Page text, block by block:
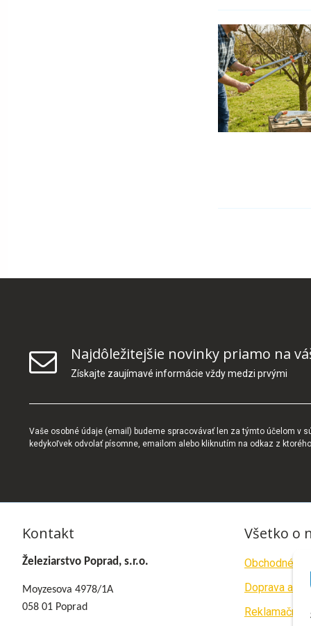
Najdôležitejšie novinky priamo na
Získajte zaujímavé informácie vždy medzi prvými
Vaše osobné údaje (email) budeme spracovávať len za týmto účelom v
kedykoľvek odvolať písomne, emailom alebo kliknutím na odkaz z
Kontakt
Železiarstvo Poprad, s.r.o.
Moyzesova 4978/1A
058 01 Poprad
Všetko o
Obchodné
Doprava a
Reklamačný